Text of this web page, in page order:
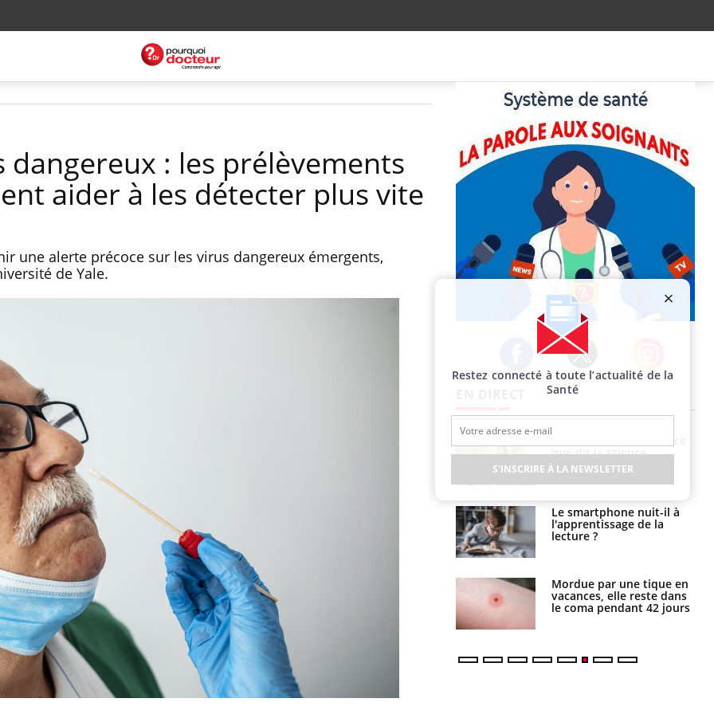
dangereux : les prélèvements
aider à les détecter plus vite
une alerte précoce sur les virus dangereux émergents,
de Yale.
Facebook Twitter Instagram
La sieste empêche-t-elle
de dormir la nuit ?
VIH : la fin du comprimé
tous les jours se profile-t-
elle enfin ?
Pourquoi votre ventre
gâche-t-il les premiers
jours de vos vacances ?
que dit la science
Le smartphone nuit-il à
l'apprentissage de la
lecture ?
Mordue par une tique en
vacances, elle reste dans
le coma pendant 42 jours
Restez connecté à toute l’actualité de la
Santé
S'INSCRIRE À LA NEWSLETTER